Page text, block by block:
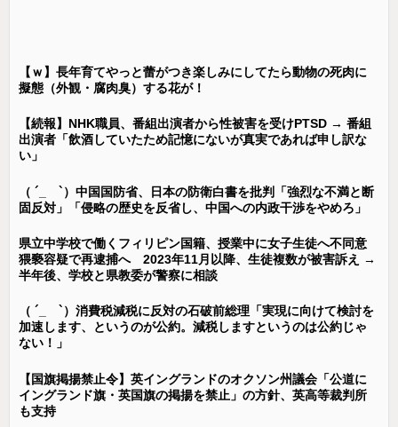
【ｗ】長年育てやっと蕾がつき楽しみにしてたら動物の死肉に
擬態（外観・腐肉臭）する花が！
【続報】NHK職員、番組出演者から性被害を受けPTSD → 番組
出演者「飲酒していたため記憶にないが真実であれば申し訳な
い」
（ ´_ゝ`）中国国防省、日本の防衛白書を批判「強烈な不満と断
固反対」「侵略の歴史を反省し、中国への内政干渉をやめろ」
県立中学校で働くフィリピン国籍、授業中に女子生徒へ不同意
猥褻容疑で再逮捕へ 2023年11月以降、生徒複数が被害訴え →
半年後、学校と県教委が警察に相談
（ ´_ゝ`）消費税減税に反対の石破前総理「実現に向けて検討を
加速します、というのが公約。減税しますというのは公約じゃ
ない！」
【国旗掲揚禁止令】英イングランドのオクソン州議会「公道に
イングランド旗・英国旗の掲揚を禁止」の方針、英高等裁判所
も支持